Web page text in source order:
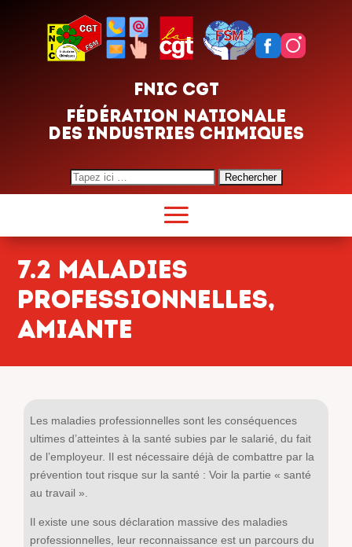
FNIC CGT
FÉDÉRATION NATIONALE
DES INDUSTRIES CHIMIQUES
Search
for:
7.2 Maladies
professionnelles,
Amiante
Les maladies professionnelles sont les conséquences
ultimes d’atteintes à la santé subies par le salarié, du fait
de l’employeur. Il est nécessaire déjà de combattre par la
prévention tout risque sur la santé : Voir la partie « santé
au travail ».
Il existe une sous déclaration massive des maladies
professionnelles, leur reconnaissance est un parcours du